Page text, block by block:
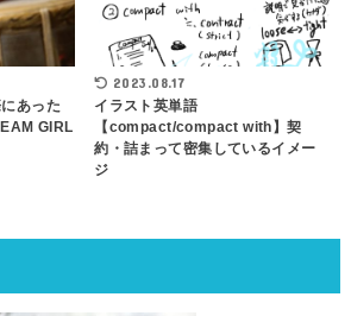
あった
GIRL
2023.08.17
イラスト英単語
【compact/compact with】契
約・詰まって密集しているイメー
ジ